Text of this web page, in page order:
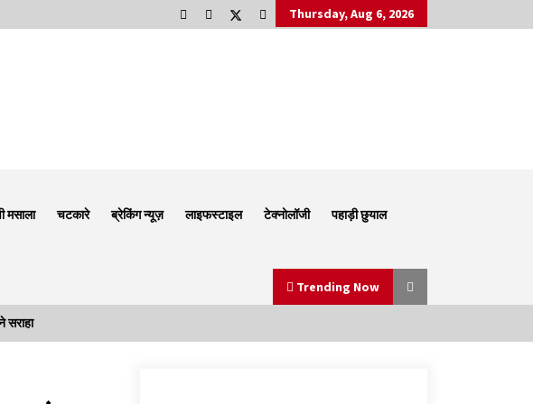
Thursday, Aug 6, 2026
मसाला चटकारे ब्रेकिंग न्यूज़ लाइफस्टाइल टेक्नोलॉजी पहाड़ी छुयाल
Trending Now